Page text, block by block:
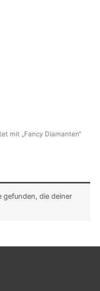
mit „Fancy Diamanten“
gefunden, die deiner